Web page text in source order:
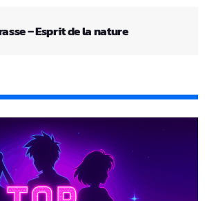
– Esprit de la nature